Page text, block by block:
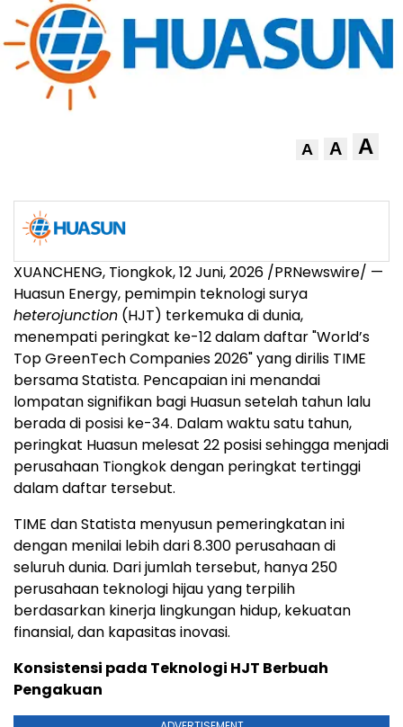
A A A
XUANCHENG, Tiongkok,12 Juni, 2026 /PRNewswire/ —
Huasun Energy, pemimpin teknologi surya
heterojunction (HJT) terkemuka di dunia,
menempati peringkat ke-12 dalam daftar "World’s
Top GreenTech Companies 2026" yang dirilis TIME
bersama Statista. Pencapaian ini menandai
lompatan signifikan bagi Huasun setelah tahun lalu
berada di posisi ke-34. Dalam waktu satu tahun,
peringkat Huasun melesat 22 posisi sehingga menjadi
perusahaan Tiongkok dengan peringkat tertinggi
dalam daftar tersebut.
TIME dan Statista menyusun pemeringkatan ini
dengan menilai lebih dari 8.300 perusahaan di
seluruh dunia. Dari jumlah tersebut, hanya 250
perusahaan teknologi hijau yang terpilih
berdasarkan kinerja lingkungan hidup, kekuatan
finansial, dan kapasitas inovasi.
Konsistensi pada Teknologi HJT Berbuah
Pengakuan